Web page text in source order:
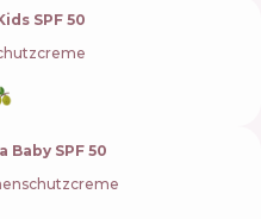
SPF 50
SPF 50